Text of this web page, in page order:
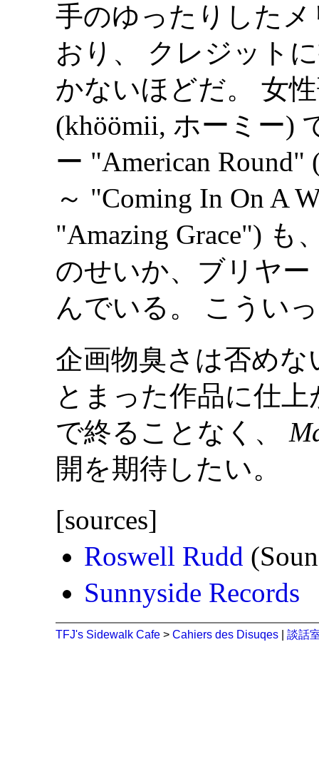
手のゆったりした
おり、 クレジット
かないほどだ。 女
(khöömii, ホーミー)
ー "American Round"
～ "Coming In On A
"Amazing Grace")
のせいか、ブリヤ
んでいる。 こうい
企画物臭さは否め
とまった作品に仕
で終ることなく、
開を期待したい。
[sources]
Roswell Rudd
Sunnyside Records
TFJ's Sidewalk Cafe >Cahiers des Disuqes |談話